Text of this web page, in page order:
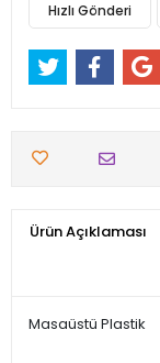
Hızlı Gönderi
Ürün Açıklaması
Masaüstü Plastik